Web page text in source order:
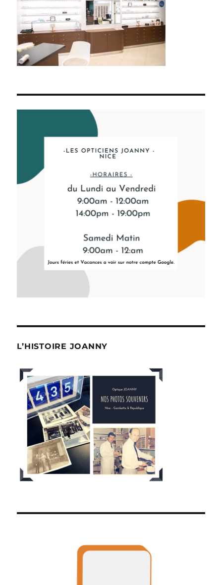
L’HISTOIRE JOANNY